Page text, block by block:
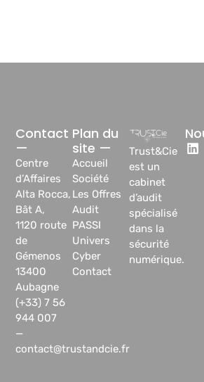
Trust&Cie
est un
cabinet
d’audit
spécialisé
dans la
sécurité
numérique.
Plan du
site —
Accueil
Société
Les Offres
Audit
PASSI
Univers
Cyber
Contact
Contact
—
Centre
d’Affaires
Alta Rocca,
Bât A,
1120 route
de
Gémenos
13400
Aubagne
(+33) 7 56
944 007
—
contact@trustandcie.fr